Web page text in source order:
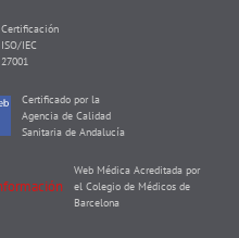
Certificación
ISO/IEC
27001
Certificado por la
Agencia de Calidad
Sanitaria de Andalucía
Web Médica Acreditada por
el Colegio de Médicos de
Barcelona